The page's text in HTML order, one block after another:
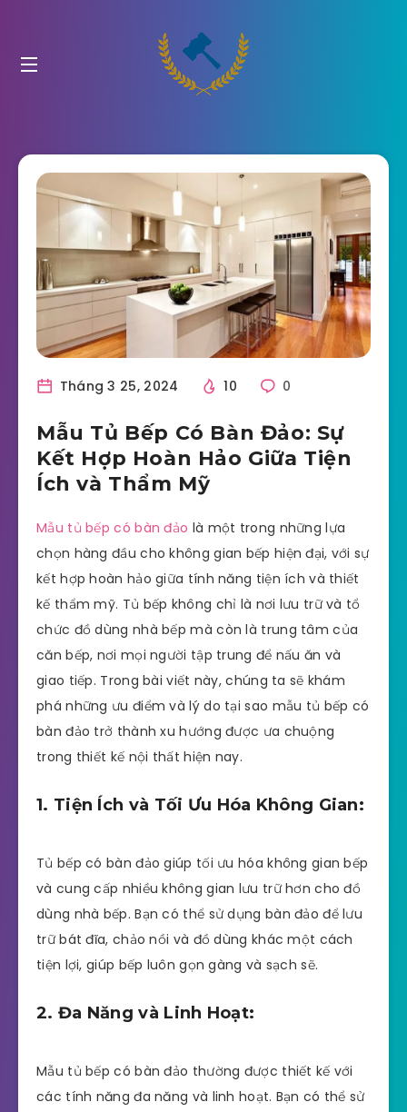
Tháng 3 25, 2024 10 0
Mẫu Tủ Bếp Có Bàn Đảo: Sự
Kết Hợp Hoàn Hảo Giữa Tiện
Ích và Thẩm Mỹ
Mẫu tủ bếp có bàn đảo là một trong những lựa
chọn hàng đầu cho không gian bếp hiện đại, với sự
kết hợp hoàn hảo giữa tính năng tiện ích và thiết
kế thẩm mỹ. Tủ bếp không chỉ là nơi lưu trữ và tổ
chức đồ dùng nhà bếp mà còn là trung tâm của
căn bếp, nơi mọi người tập trung để nấu ăn và
giao tiếp. Trong bài viết này, chúng ta sẽ khám
phá những ưu điểm và lý do tại sao mẫu tủ bếp có
bàn đảo trở thành xu hướng được ưa chuộng
trong thiết kế nội thất hiện nay.
1. Tiện Ích và Tối Ưu Hóa Không Gian:
Tủ bếp có bàn đảo giúp tối ưu hóa không gian bếp
và cung cấp nhiều không gian lưu trữ hơn cho đồ
dùng nhà bếp. Bạn có thể sử dụng bàn đảo để lưu
trữ bát đĩa, chảo nồi và đồ dùng khác một cách
tiện lợi, giúp bếp luôn gọn gàng và sạch sẽ.
2. Đa Năng và Linh Hoạt:
Mẫu tủ bếp có bàn đảo thường được thiết kế với
các tính năng đa năng và linh hoạt. Bạn có thể sử